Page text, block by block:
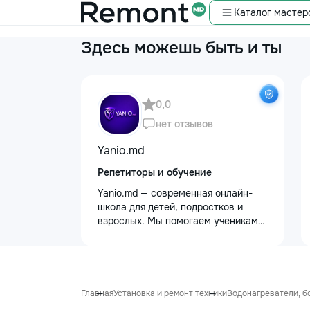
Каталог
Здесь можешь быть и ты
0,0
нет отзывов
Yanio.md
Репетиторы и обучение
Yanio.md — современная онлайн-
школа для детей, подростков и
взрослых. Мы помогаем ученикам
целей. В нашей команде работают
ГлавнаяУстановка и ремонт техникиВодонагреватели,